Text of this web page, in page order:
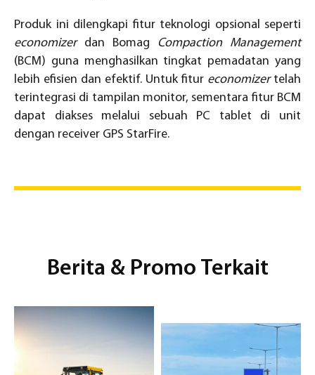
Produk ini dilengkapi fitur teknologi opsional seperti
economizer dan Bomag Compaction
Management
(BCM) guna menghasilkan tingkat pemadatan yang
lebih efisien dan efektif. Untuk fitur economizertelah
terintegrasi di tampilan monitor, sementara fitur BCM
dapat diakses melalui sebuah PC tablet di unit
dengan receiver GPS StarFire.
Berita & Promo Terkait